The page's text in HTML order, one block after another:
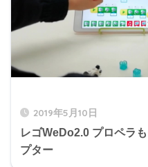
2019年5月10日
レゴWeDo2.0 プロペラ
プター